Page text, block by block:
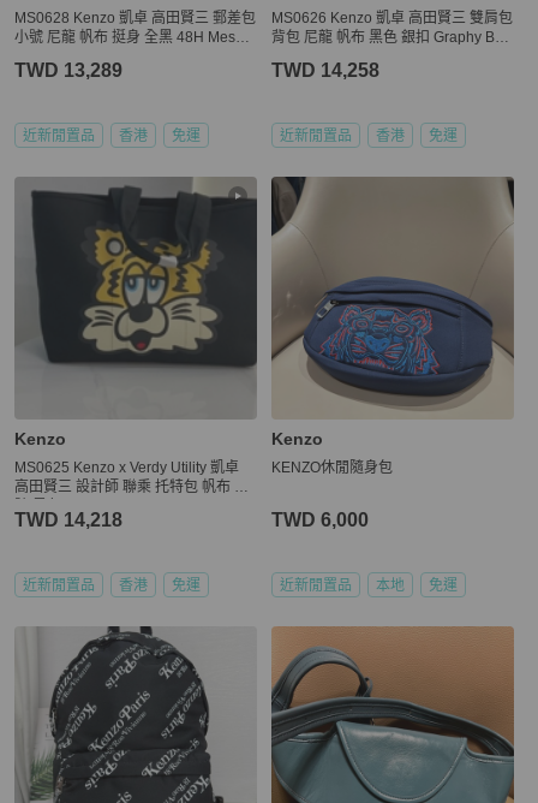
MS0628 Kenzo 凱卓 高田賢三 郵差包
小號 尼龍 帆布 挺身 全黑 48H Messe
W
TWD 13,289
近新閒置品 香港 免運
MS0626 Kenzo 凱卓 高田賢三 雙肩包
背包 尼龍 帆布 黑色 銀扣 Graphy Bac
W
TWD 14,258
近新閒置品 香港 免運
Kenzo
MS0625 Kenzo x Verdy Utility 凱卓
高田賢三 設計師 聯乘 托特包 帆布 大
k
TWD 14,218
近新閒置品 香港 免運
Kenzo
KENZO休閒隨身包
TWD 6,000
近新閒置品 本地 免運